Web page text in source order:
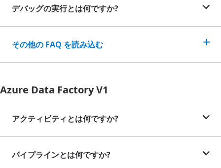
デバッグの実行とは何ですか?
その他の FAQ を読み込む
Azure Data Factory V1
アクティビティとは何ですか?
パイプラインとは何ですか?